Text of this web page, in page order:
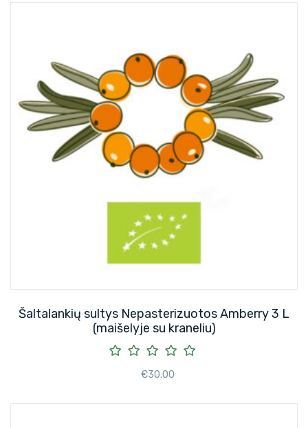
Šaltalankių sultys Nepasterizuotos Amberry 3 L
(maišelyje su kraneliu)
€30.00